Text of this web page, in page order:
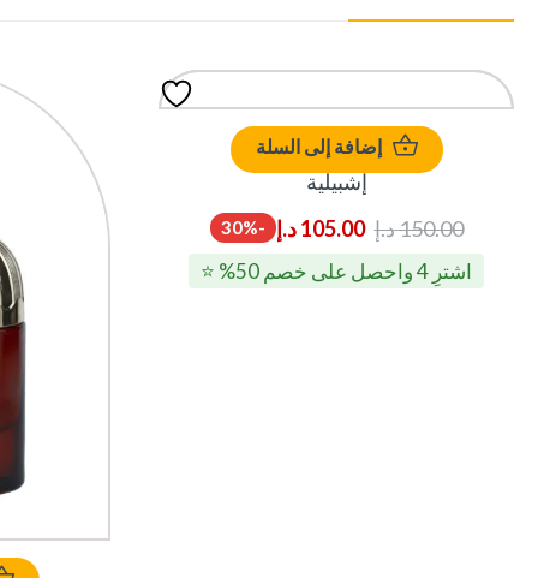
إضافة إلى السلة
إشبيلية
150.00د.إ 105.00 د.إ -30%
اشترِ 4 واحصل على خصم 50% ⭐